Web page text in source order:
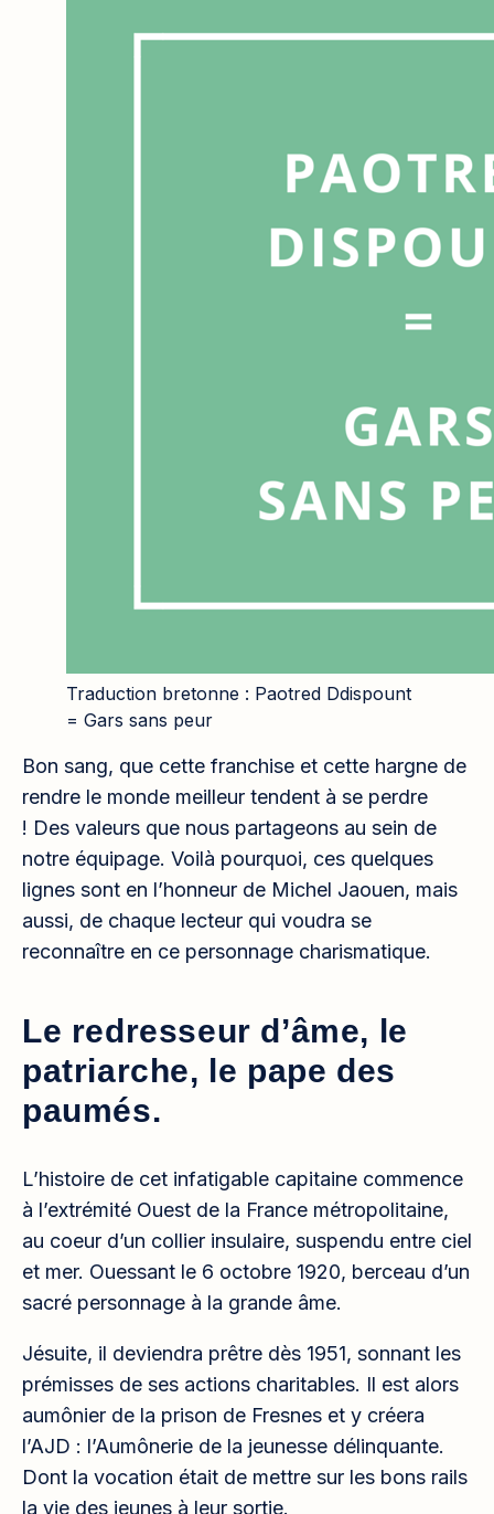
Traduction bretonne : Paotred Ddispount
= Gars sans peur
Bon sang, que cette franchise et cette hargne de
rendre le monde meilleur tendent à se perdre
! Des valeurs que nous partageons au sein de
notre équipage. Voilà pourquoi, ces quelques
lignes sont en l’honneur de Michel Jaouen, mais
aussi, de chaque lecteur qui voudra se
reconnaître en ce personnage charismatique.
Le redresseur d’âme, le
patriarche, le pape des
paumés.
L’histoire de cet infatigable capitaine commence
à l’extrémité Ouest de la France métropolitaine,
au coeur d’un collier insulaire, suspendu entre ciel
et mer. Ouessant le 6 octobre 1920, berceau d’un
sacré personnage à la grande âme.
Jésuite, il deviendra prêtre dès 1951, sonnant les
prémisses de ses actions charitables. Il est alors
aumônier de la prison de Fresnes et y créera
l’AJD : l’Aumônerie de la jeunesse délinquante.
Dont la vocation était de mettre sur les bons rails
la vie des jeunes à leur sortie.